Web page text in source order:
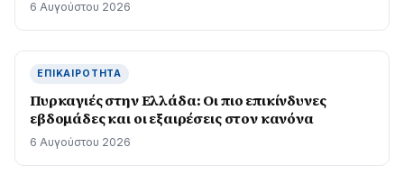
6 Αυγούστου 2026
ΕΠΙΚΑΙΡΌΤΗΤΑ
Πυρκαγιές στην Ελλάδα: Οι πιο επικίνδυνες
εβδομάδες και οι εξαιρέσεις στον κανόνα
6 Αυγούστου 2026